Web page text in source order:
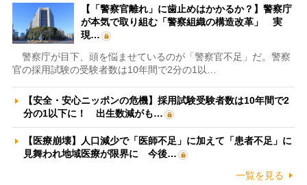
【「警察官離れ」に歯止めはかかるか？】警察庁
が本気で取り組む「警察組織の構造改革」 実
現…
警察庁が目下、頭を悩ませているのが「警察官不足」だ。警察
官の採用試験の受験者数は10年間で2分の1以…
【安全・安心ニッポンの危機】採用試験受験者数は10年間で2
分の1以下に！ 出生数減がも…
【医療崩壊】人口減少で「医師不足」に加えて「患者不足」に
見舞われ地域医療が限界に 今後…
一覧を見る